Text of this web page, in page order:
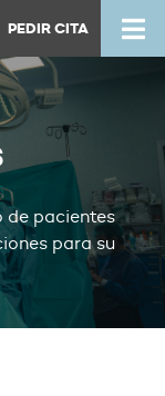
PEDIR CITA
de pacientes
para su